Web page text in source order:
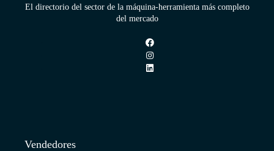
El directorio del sector de la máquina-herramienta más completo
del mercado
Vendedores